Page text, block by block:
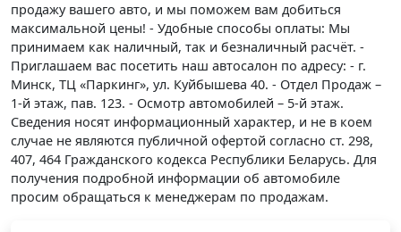
продажу вашего авто, и мы поможем вам добиться
максимальной цены! - Удобные способы оплаты: Мы
принимаем как наличный, так и безналичный расчёт. -
Приглашаем вас посетить наш автосалон по адресу: - г.
Минск, ТЦ «Паркинг», ул. Куйбышева 40. - Отдел Продаж –
1-й этаж, пав. 123. - Осмотр автомобилей – 5-й этаж.
Сведения носят информационный характер, и не в коем
случае не являются публичной офертой согласно ст. 298,
407, 464 Гражданского кодекса Республики Беларусь. Для
получения подробной информации об автомобиле
просим обращаться к менеджерам по продажам.